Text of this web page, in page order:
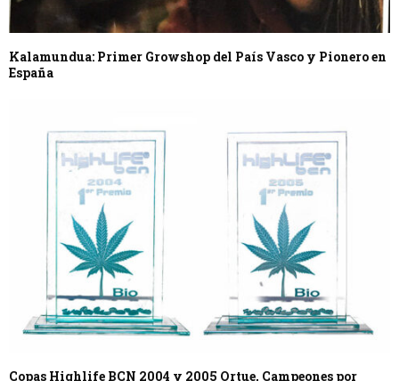
Kalamundua: Primer Growshop del País Vasco y Pionero en
España
Copas Highlife BCN 2004 y 2005 Ortue, Campeones por